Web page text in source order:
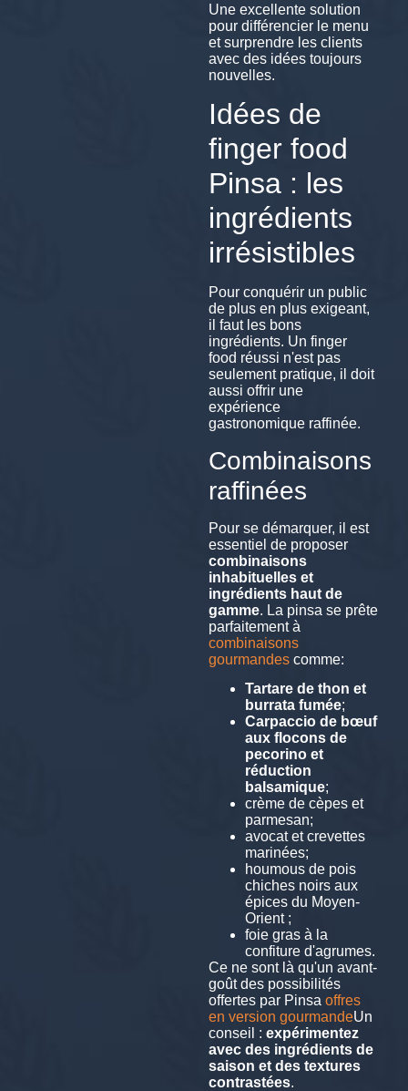
Une excellente solution
pour différencier le menu
et surprendre les clients
avec des idées toujours
nouvelles.
Idées de
finger food
Pinsa : les
ingrédients
irrésistibles
Pour conquérir un public
de plus en plus exigeant,
il faut les bons
ingrédients. Un finger
food réussi n'est pas
seulement pratique, il doit
aussi offrir une
expérience
gastronomique raffinée.
Combinaisons
raffinées
Pour se démarquer, il est
essentiel de proposer
combinaisons
inhabituelles et
ingrédients haut de
gamme. La pinsa se prête
parfaitement à
combinaisons
gourmandescomme:
Tartare de thon et
burrata fumée;
Carpaccio de bœuf
aux flocons de
pecorino et
réduction
balsamique;
crème de cèpes et
parmesan;
avocat et crevettes
marinées;
houmous de pois
chiches noirs aux
épices du Moyen-
Orient ;
foie gras à la
confiture d'agrumes.
Ce ne sont là qu'un avant-
goût des possibilités
offertes par Pinsa offres
en version gourmandeUn
conseil : expérimentez
avec des ingrédients de
saison et des textures
contrastées.